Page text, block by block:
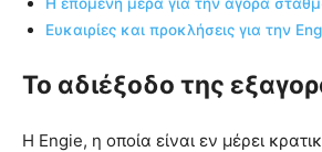
Ευκαιρίες και προκλήσεις για την
Το αδιέξοδο της
Η Engie, η οποία είναι εν μέρει